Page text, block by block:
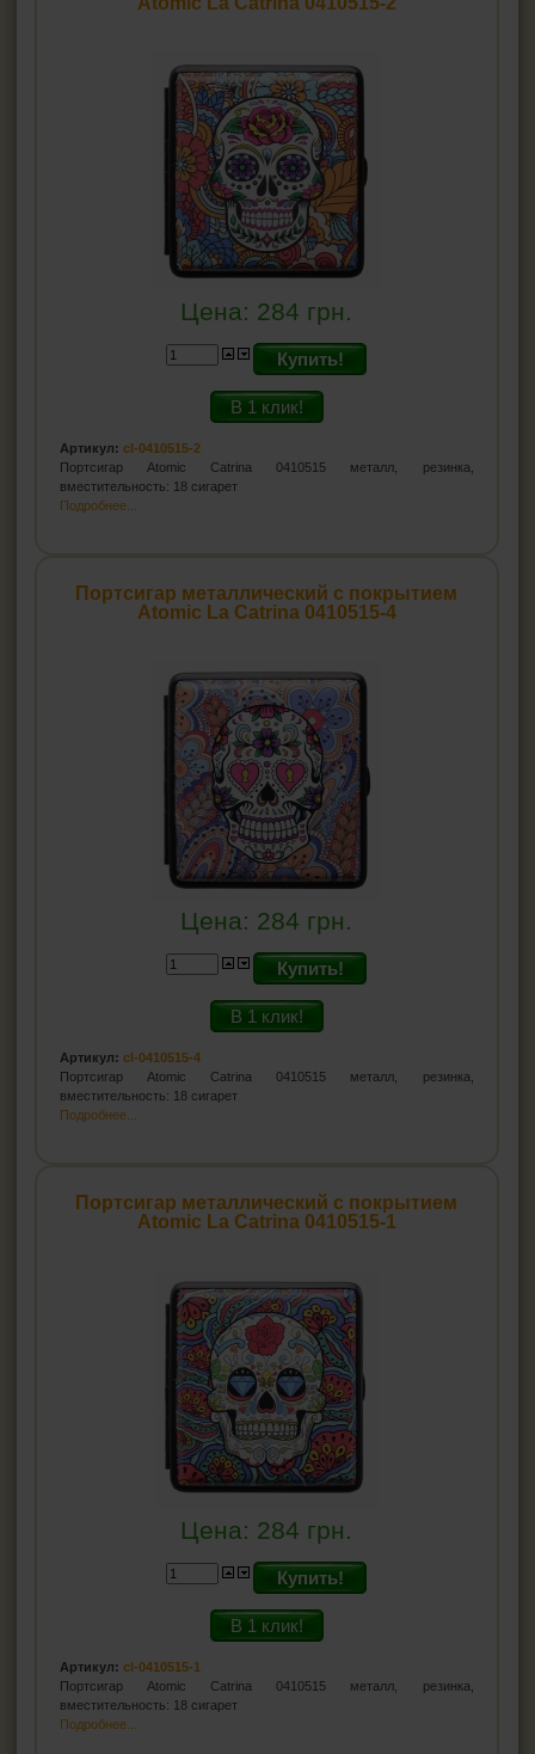
Цена: 284 грн.
Купить!
В 1 клик!
Артикул: cl-0410515-2
Портсигар Atomic Catrina 0410515 металл, резинка,
вместительность: 18 сигарет
Подробнее...
Портсигар металлический с покрытием
Atomic La Catrina 0410515-4
Цена: 284 грн.
Купить!
В 1 клик!
Артикул: cl-0410515-4
Портсигар Atomic Catrina 0410515 металл, резинка,
вместительность: 18 сигарет
Подробнее...
Портсигар металлический с покрытием
Atomic La Catrina 0410515-1
Цена: 284 грн.
Купить!
В 1 клик!
Артикул: cl-0410515-1
Портсигар Atomic Catrina 0410515 металл, резинка,
вместительность: 18 сигарет
Подробнее...